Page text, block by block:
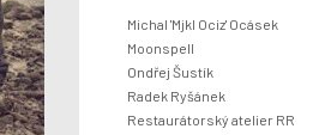
Michal 'Mjkl Ociz' Ocásek
Moonspell
Ondřej Šustík
Radek Ryšánek
Restaurátorský atelier RR